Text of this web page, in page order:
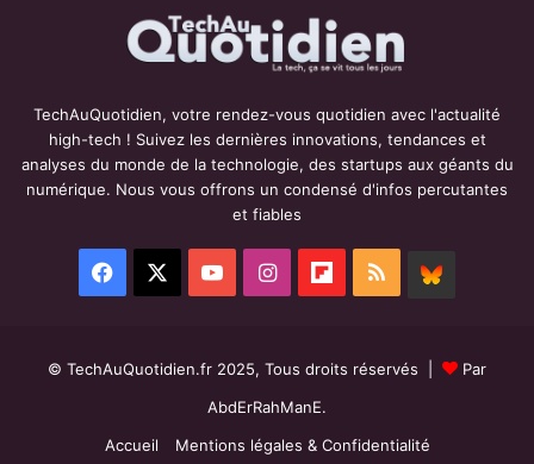
TechAuQuotidien, votre rendez-vous quotidien avec l'actualité
high-tech ! Suivez les dernières innovations, tendances et
analyses du monde de la technologie, des startups aux géants du
numérique. Nous vous offrons un condensé d'infos percutantes
et fiables
Facebook YouTubeInstagramFlipboard
RSS
© TechAuQuotidien.fr 2025, Tous droits réservés |
Par
AbdErRahManE.
Accueil
Mentions légales & Confidentialité